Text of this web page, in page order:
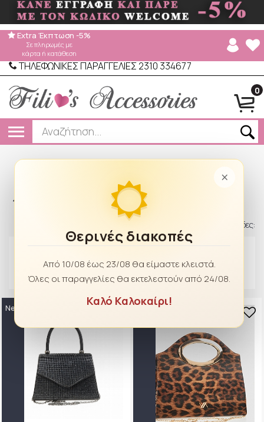
ΤΗΛΕΦΩΝΙΚΕΣ ΠΑΡΑΓΓΕΛΙΕΣ 2310 334677
0
Extra Έκπτωση -5%
Σε πληρωμές με
κάρτα ή κατάθεση
×
Θερινές διακοπές
Από 10/08 έως 23/08 θα είμαστε κλειστά.
Όλες οι παραγγελίες θα εκτελεστούν από 24/08.
Καλό Καλοκαίρι!
Βραδινά Τσαντάκια
61 προϊόντα σε 4 σελίδες:
Φίλτρα
New New -18%